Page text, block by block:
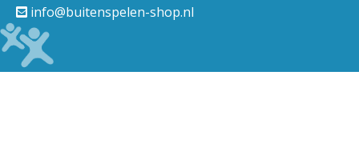
info@buitenspelen-shop.nl